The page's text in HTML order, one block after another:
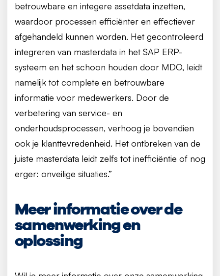
betrouwbare en integere assetdata inzetten,
waardoor processen efficiënter en effectiever
afgehandeld kunnen worden. Het gecontroleerd
integreren van masterdata in het SAP ERP-
systeem en het schoon houden door MDO, leidt
namelijk tot complete en betrouwbare
informatie voor medewerkers. Door de
verbetering van service- en
onderhoudsprocessen, verhoog je bovendien
ook je klanttevredenheid. Het ontbreken van de
juiste masterdata leidt zelfs tot inefficiëntie of nog
erger: onveilige situaties.”
Meer informatie over de
samenwerking en
oplossing